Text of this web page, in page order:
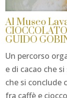
Al Museo
GUIDO
Un percorso
e di cacao che
che si conclude
fra caffè e